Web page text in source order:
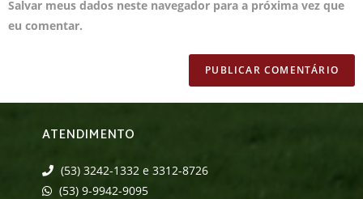
Salvar meus dados neste navegador para a próxima vez que
eu comentar.
ATENDIMENTO
(53) 3242-1332 e 3312-8726
(53) 9-9942-9095